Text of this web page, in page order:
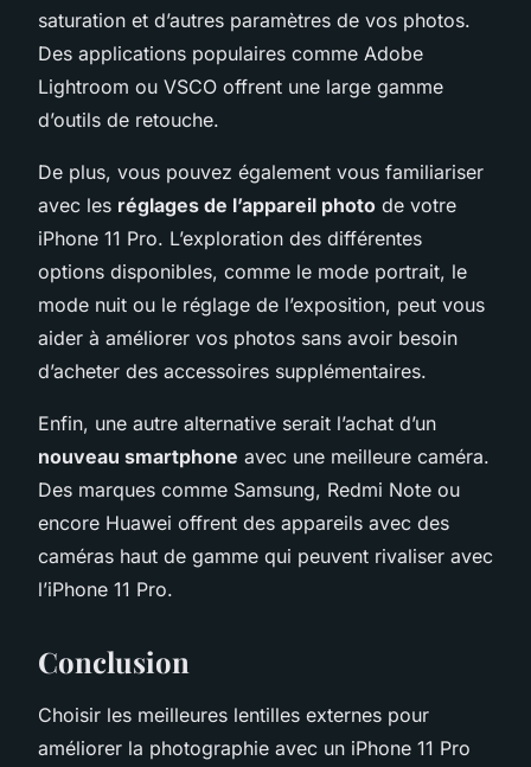
saturation et d’autres paramètres de vos photos.
Des applications populaires comme Adobe
Lightroom ou VSCO offrent une large gamme
d’outils de retouche.
De plus, vous pouvez également vous familiariser
avec les réglages de l’appareil photo de votre
iPhone 11 Pro. L’exploration des différentes
options disponibles, comme le mode portrait, le
mode nuit ou le réglage de l’exposition, peut vous
aider à améliorer vos photos sans avoir besoin
d’acheter des accessoires supplémentaires.
Enfin, une autre alternative serait l’achat d’un
nouveau smartphone avec une meilleure caméra.
Des marques comme Samsung, Redmi Note ou
encore Huawei offrent des appareils avec des
caméras haut de gamme qui peuvent rivaliser avec
l’iPhone 11 Pro.
Conclusion
Choisir les meilleures lentilles externes pour
améliorer la photographie avec un iPhone 11 Pro